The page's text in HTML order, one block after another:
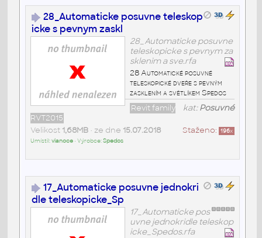
28_Automaticke posuvne teleskop
icke s pevnym zaskl
28_Automaticke posuvne
teleskopicke s pevnym za
sklenim a sve.rfa
28 Automatické posuvné
teleskopické dveře s pevným
zasklením a světlíkem Spedos
kat:Posuvné
Revit family
RVT2015
Staženo: 196x
Velikost 1,68MB• ze dne 15.07.2018
Umístil:vianoce• Výrobce:Spedos
17_Automaticke posuvne jednokri
dle teleskopicke_Sp
17_Automaticke pos
uvne jednokridle teleskop
icke_Spedos.rfa